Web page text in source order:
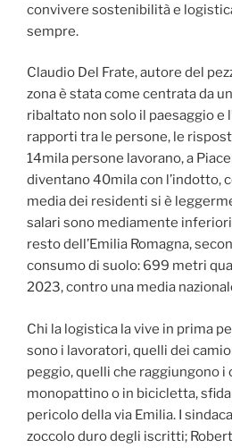
convivere sostenibilità e
sempre.
Claudio Del Frate, autore del
zona è stata come centrata da
ribaltato non solo il paesaggio e
rapporti tra le persone, le
14mila persone lavorano, a
diventano 40mila con l’indotto,
media dei residenti si è
salari sono mediamente
resto dell’Emilia Romagna,
consumo di suolo: 699 metri
2023, contro una media
Chi la logistica la vive in prima
sono i lavoratori, quelli dei
peggio, quelli che raggiungono i
monopattino o in bicicletta,
pericolo della via Emilia. I
zoccolo duro degli iscritti;